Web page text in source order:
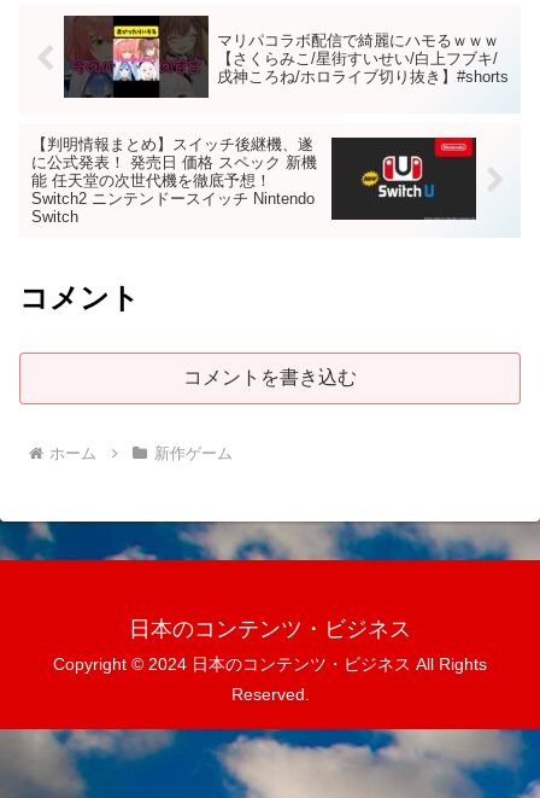
マリパコラボ配信で綺麗にハモるｗｗｗ
【さくらみこ/星街すいせい/白上フブキ/
戌神ころね/ホロライブ切り抜き】#shorts
【判明情報まとめ】スイッチ後継機、遂
に公式発表！ 発売日 価格 スペック 新機
能 任天堂の次世代機を徹底予想！
Switch2 ニンテンドースイッチ Nintendo
Switch
コメント
コメントを書き込む
ホーム 新作ゲーム
日本のコンテンツ・ビジネス
Copyright © 2024 日本のコンテンツ・ビジネス All Rights
Reserved.